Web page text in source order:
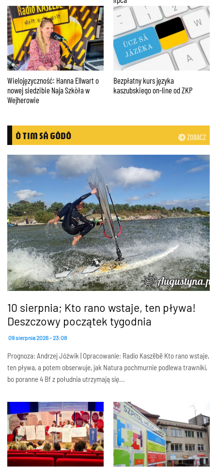
Wielojęzyczność: Hanna Ellwart o
nowej siedzibie Naja Szkòła w
Wejherowie
Bezpłatny kurs języka
kaszubskiego on-line od ZKP
ZOBACZ
Ò TIM SÃ GÔDÔ
10 sierpnia; Kto rano wstaje, ten pływa!
Deszczowy początek tygodnia
09 sierpnia 2026 - 23:08
Prognoza: Andrzej Jóźwik | Opracowanie: Radio Kaszëbë Kto rano wstaje,
ten pływa, a potem obserwuje, jak Natura pochmurnie podlewa trawniki,
bo poranne 4 Bf z południa utrzymają się...